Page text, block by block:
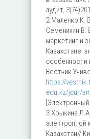
аудит,
2.Маленко К.
Семенихин В.
маркетинг и
Казахстане:
особенности
Вестник
https://
edu.kz/jour/
[Электронный
3.Хрыкина
электронной
Казахстан//